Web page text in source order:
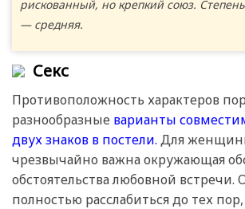
рискованный, но крепкий союз.
— средняя.
Секс
Противоположность характеров
разнообразные варианты
двух знаков в постели. Для
чрезвычайно важна окружающая
обстоятельства любовной
полностью расслабиться до тех